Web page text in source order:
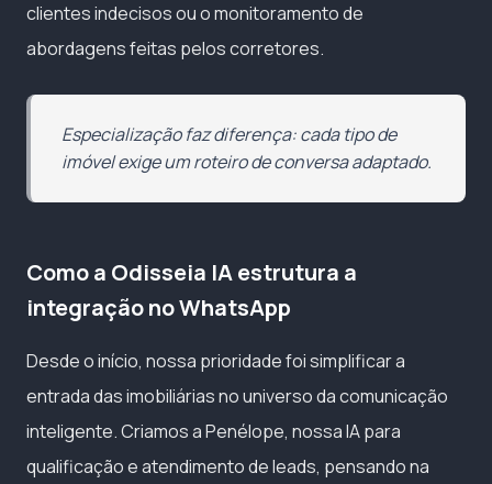
clientes indecisos ou o monitoramento de
abordagens feitas pelos corretores.
Especialização faz diferença: cada tipo de
imóvel exige um roteiro de conversa adaptado.
Como a Odisseia IA estrutura a
integração no WhatsApp
Desde o início, nossa prioridade foi simplificar a
entrada das imobiliárias no universo da comunicação
inteligente. Criamos a Penélope, nossa IA para
qualificação e atendimento de leads, pensando na